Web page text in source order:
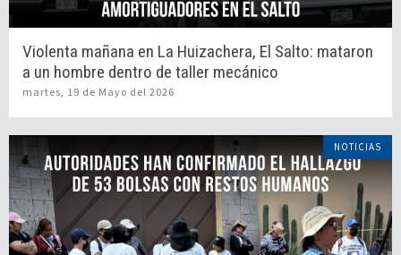
Violenta mañana en La Huizachera, El Salto: mataron
a un hombre dentro de taller mecánico
martes, 19 de Mayo del 2026
NOTICIAS